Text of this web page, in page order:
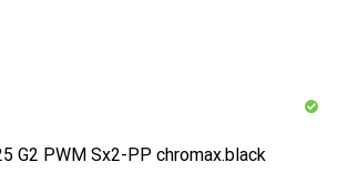
G2 PWM Sx2-PP chromax.black